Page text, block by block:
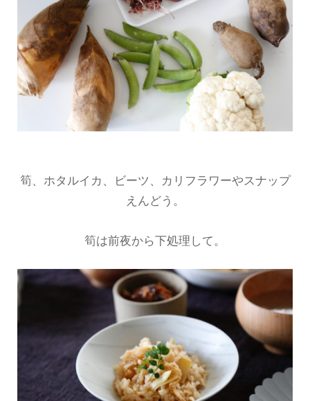
筍、ホタルイカ、ビーツ、カリフラワーやスナップ
えんどう。
筍は前夜から下処理して。